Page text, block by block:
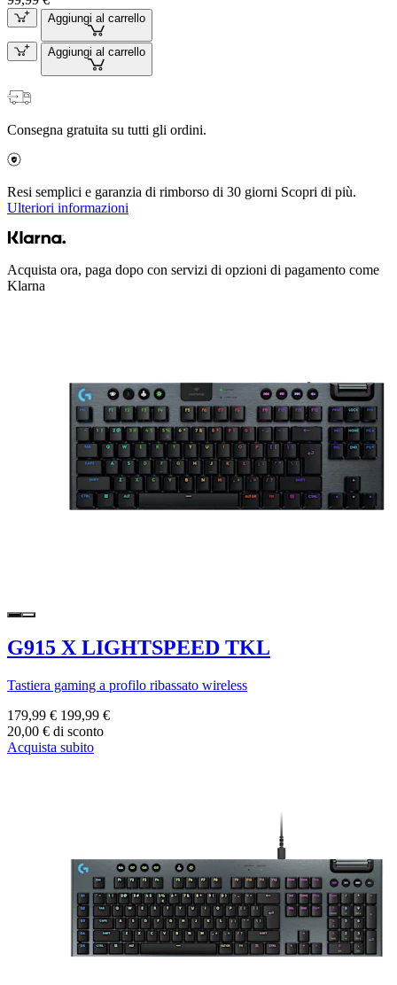
Aggiungi al carrello
Aggiungi al carrello
Consegna gratuita su tutti gli ordini.
Resi semplici e garanzia di rimborso di 30 giorni Scopri di più.
Ulteriori informazioni
Acquista ora, paga dopo con servizi di opzioni di pagamento come
Klarna
G915 X LIGHTSPEED TKL
Tastiera gaming a profilo ribassato wireless
179,99 € 199,99 €
20,00 € di sconto
Acquista subito